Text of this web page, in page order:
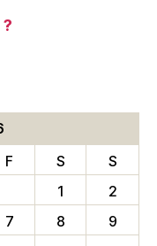
F S
S
1
2
7 8
9